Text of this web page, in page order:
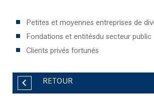
Petites et moyennes entreprises de
Fondations et entitésdu secteur public
Clients privés fortunés
RETOUR